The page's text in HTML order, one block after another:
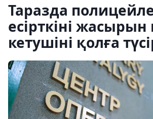
Таразда
есірткіні
кетушіні қолға